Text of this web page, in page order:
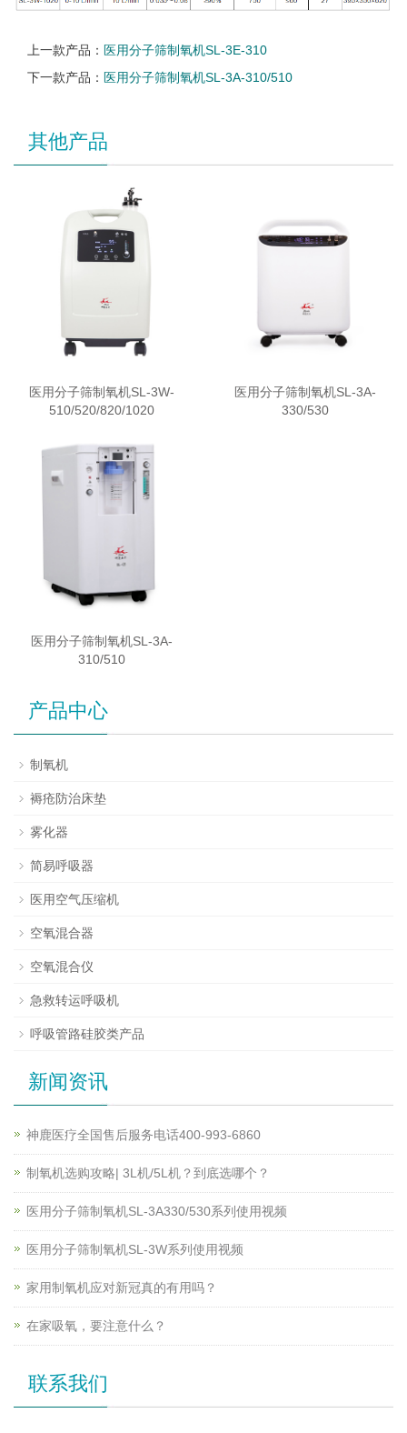
上一款产品： 医用分子筛制氧机SL-3E-310
下一款产品： 医用分子筛制氧机SL-3A-310/510
其他产品
医用分子筛制氧机SL-3W-
510/520/820/1020
医用分子筛制氧机SL-3A-
330/530
医用分子筛制氧机SL-3A-
310/510
产品中心
制氧机
褥疮防治床垫
雾化器
简易呼吸器
医用空气压缩机
空氧混合器
空氧混合仪
急救转运呼吸机
呼吸管路硅胶类产品
新闻资讯
神鹿医疗全国售后服务电话400-993-6860
制氧机选购攻略| 3L机/5L机？到底选哪个？
医用分子筛制氧机SL-3A330/530系列使用视频
医用分子筛制氧机SL-3W系列使用视频
家用制氧机应对新冠真的有用吗？
在家吸氧，要注意什么？
联系我们